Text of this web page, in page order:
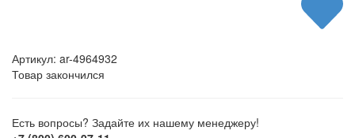
Артикул: ar-4964932
Товар закончился
Есть вопросы? Задайте их нашему менеджеру!